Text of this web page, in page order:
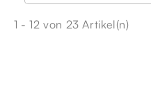
1 - 12 von 23 Artikel(n)